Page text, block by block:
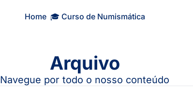
Home 🎓 Curso de Numismática
Arquivo
Navegue por todo o nosso conteúdo